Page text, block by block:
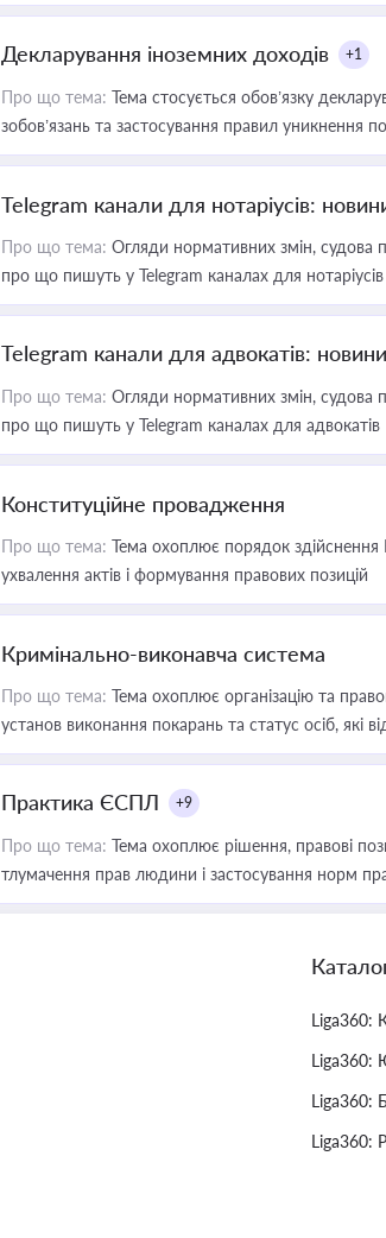
Декларування іноземних доходів +1
Про що тема: Тема стосується обов’язку
зобов’язань та застосування правил уникнення
Telegram канали для нотаріусів:
Про що тема: Огляди нормативних змін, судова
про що пишуть у Telegram каналах для нотаріусів
Telegram канали для адвокатів:
Про що тема: Огляди нормативних змін, судова
про що пишуть у Telegram каналах для адвокатів
Конституційне провадження
Про що тема: Тема охоплює порядок здійснення
ухвалення актів і формування правових позицій
Кримінально-виконавча система
Про що тема: Тема охоплює організацію та
установ виконання покарань та статус осіб, які
Практика ЄСПЛ +9
Про що тема: Тема охоплює рішення, правові
тлумачення прав людини і застосування норм
Liga360:
Liga360:
Liga360:
Liga360: